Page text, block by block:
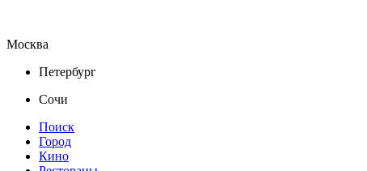
Москва
Петербург
Сочи
Поиск
Город
Кино